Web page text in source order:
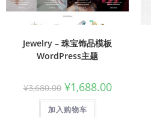
Jewelry – 珠宝饰品模板
WordPress主题
¥3,680.00 ¥1,688.00
加入购物车